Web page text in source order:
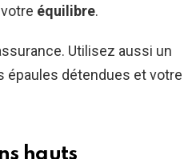
équilibre.
Utilisez aussi un
épaules détendues et votre
hauts